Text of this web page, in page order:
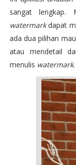
sangat lengkap.
watermarkdapat
ada dua pilihan
atau mendetail
menulis watermark.